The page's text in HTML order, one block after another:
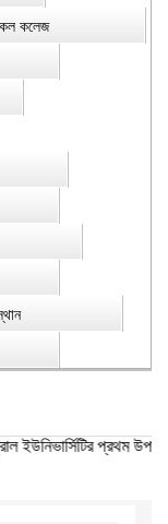
কলেজ
ইউনিভার্সিটির প্রথম